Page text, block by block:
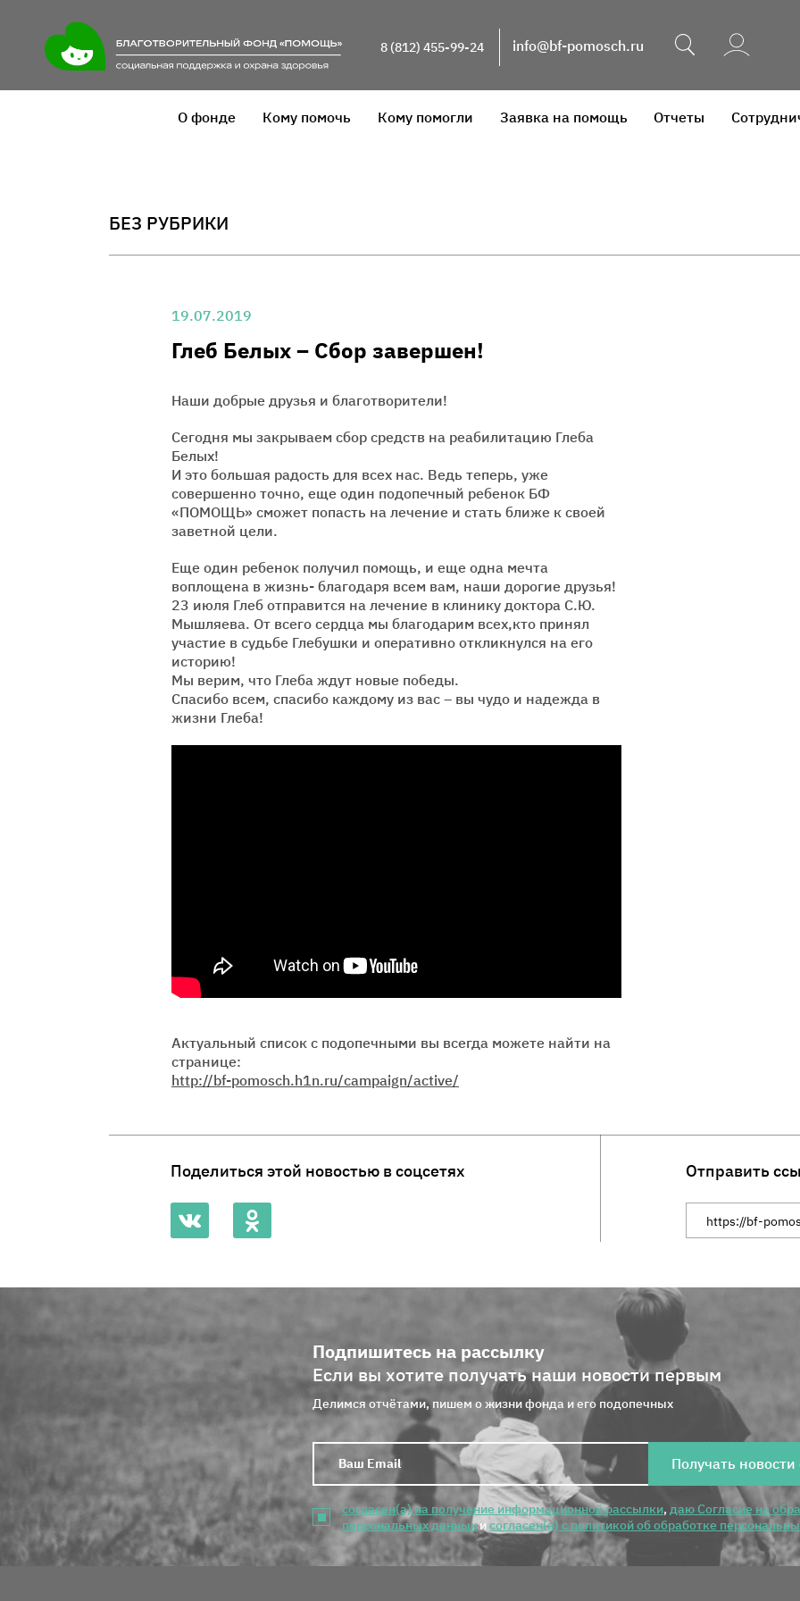
8 (812) 455-99-24 info@bf-pomosch.ru Поиск
О фонде Кому помочь Кому помогли Заявка на помощь Отчеты
БЕЗ РУБРИКИ
19.07.2019
Глеб Белых – Сбор завершен!
Наши добрые друзья и благотворители!
Сегодня мы закрываем сбор средств на реабилитацию Глеба
Белых!
И это большая радость для всех нас. Ведь теперь, уже
совершенно точно, еще один подопечный ребенок БФ
«ПОМОЩЬ» сможет попасть на лечение и стать ближе к своей
заветной цели.
Еще один ребенок получил помощь, и еще одна мечта
воплощена в жизнь- благодаря всем вам, наши дорогие друзья!
23 июля Глеб отправится на лечение в клинику доктора С.Ю.
Мышляева. От всего сердца мы благодарим всех,кто принял
участие в судьбе Глебушки и оперативно откликнулся на его
историю!
Мы верим, что Глеба ждут новые победы.
Спасибо всем, спасибо каждому из вас – вы чудо и надежда в
жизни Глеба!
Актуальный список с подопечными вы всегда можете найти на
странице:
http://bf-pomosch.h1n.ru/campaign/active/
Поделиться этой новостью в соцсетях Отправить
Ссылка на сайт
Подпишитесь на рассылку
Если вы хотите получать наши новости первым
Делимся отчётами, пишем о жизни фонда и его подопечных
Получать
согласен(а) на получение информационной рассылки, даю Согласие на
персональных данныхи согласен(а) с политикой об обработке